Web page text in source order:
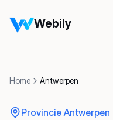
Webily
Home Antwerpen
Provincie Antwerpen